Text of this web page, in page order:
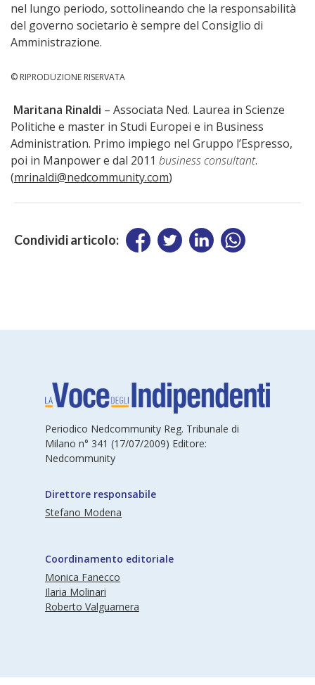
nel lungo periodo, sottolineando che la responsabilità
del governo societario è sempre del Consiglio di
Amministrazione.
© RIPRODUZIONE RISERVATA
Maritana Rinaldi – Associata Ned. Laurea in Scienze
Politiche e master in Studi Europei e in Business
Administration. Primo impiego nel Gruppo l’Espresso,
poi in Manpower e dal 2011 business consultant.
(mrinaldi@nedcommunity.com)
Condividi articolo:
Periodico Nedcommunity Reg. Tribunale di
Milano n° 341 (17/07/2009) Editore:
Nedcommunity
Direttore responsabile
Stefano Modena
Coordinamento editoriale
Monica Fanecco
Ilaria Molinari
Roberto Valguarnera